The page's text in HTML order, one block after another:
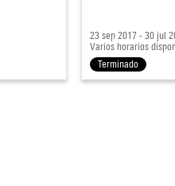
23 sep 2017 - 30 jul
Varios horarios
Terminado